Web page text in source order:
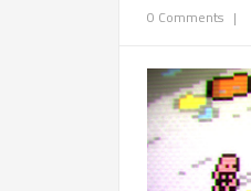
0 Comments |